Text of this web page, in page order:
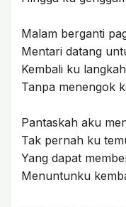
Malam berganti
Mentari datang
Kembali ku
Tanpa menengok
Pantaskah aku
Tak pernah ku
Yang dapat
Menuntunku